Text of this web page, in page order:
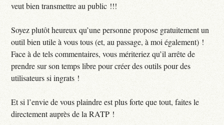
veut bien transmettre au public !!!
Soyez plutôt heureux qu’une personne propose gratuitement un
outil bien utile à vous tous (et, au passage, à moi également) !
Face à de tels commentaires, vous mériteriez qu’il arrête de
prendre sur son temps libre pour créer des outils pour des
utilisateurs si ingrats !
Et si l’envie de vous plaindre est plus forte que tout, faites le
directement auprès de la RATP !